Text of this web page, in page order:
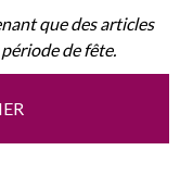
que des articles
de fête.